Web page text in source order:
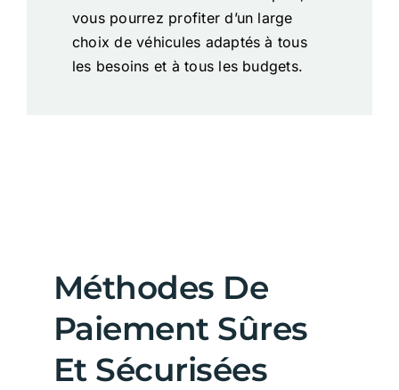
vous pourrez profiter d’un large
choix de véhicules adaptés à tous
les besoins et à tous les budgets.
Méthodes De
Paiement Sûres
Et Sécurisées